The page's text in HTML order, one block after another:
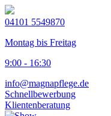
04101 5549870
Montag bis Freitag
9:00 - 16:30
info@magnapflege.de
Schnellbewerbung
Klientenberatung